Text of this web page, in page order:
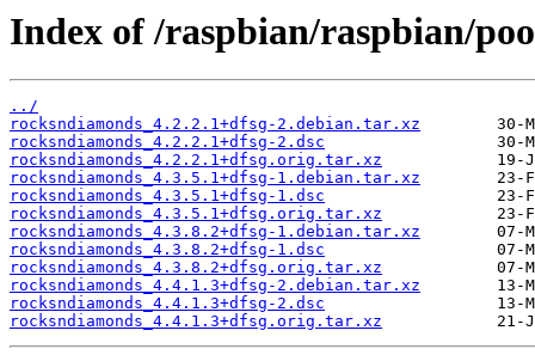
Index of /raspbian/raspbian/
../
rocksndiamonds_4.2.2.1+dfsg-2.debian.tar.xz
rocksndiamonds_4.2.2.1+dfsg-2.dsc
rocksndiamonds_4.2.2.1+dfsg.orig.tar.xz
rocksndiamonds_4.3.5.1+dfsg-1.debian.tar.xz
rocksndiamonds_4.3.5.1+dfsg-1.dsc
rocksndiamonds_4.3.5.1+dfsg.orig.tar.xz
rocksndiamonds_4.3.8.2+dfsg-1.debian.tar.xz
rocksndiamonds_4.3.8.2+dfsg-1.dsc
rocksndiamonds_4.3.8.2+dfsg.orig.tar.xz
rocksndiamonds_4.4.1.3+dfsg-2.debian.tar.xz
rocksndiamonds_4.4.1.3+dfsg-2.dsc
rocksndiamonds_4.4.1.3+dfsg.orig.tar.xz